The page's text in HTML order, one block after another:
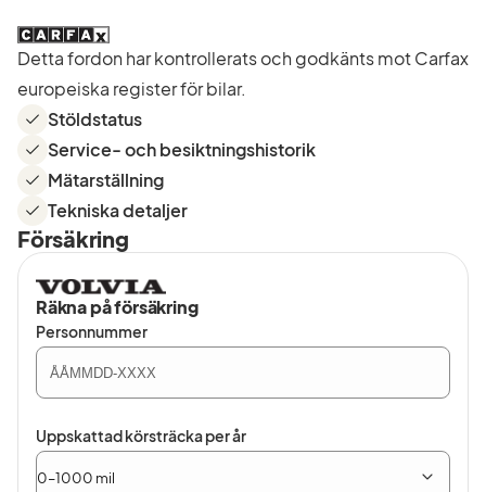
Detta fordon har kontrollerats och godkänts mot Carfax
europeiska register för bilar.
Stöldstatus
Service- och besiktningshistorik
Mätarställning
Tekniska detaljer
Försäkring
Räkna på försäkring
Personnummer
Uppskattad körsträcka per år